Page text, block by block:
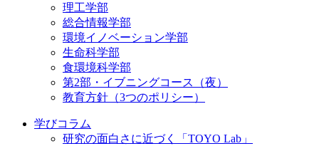
理工学部
総合情報学部
環境イノベーション学部
生命科学部
食環境科学部
第2部・イブニングコース（夜）
教育方針（3つのポリシー）
学びコラム
研究の面白さに近づく「TOYO Lab」